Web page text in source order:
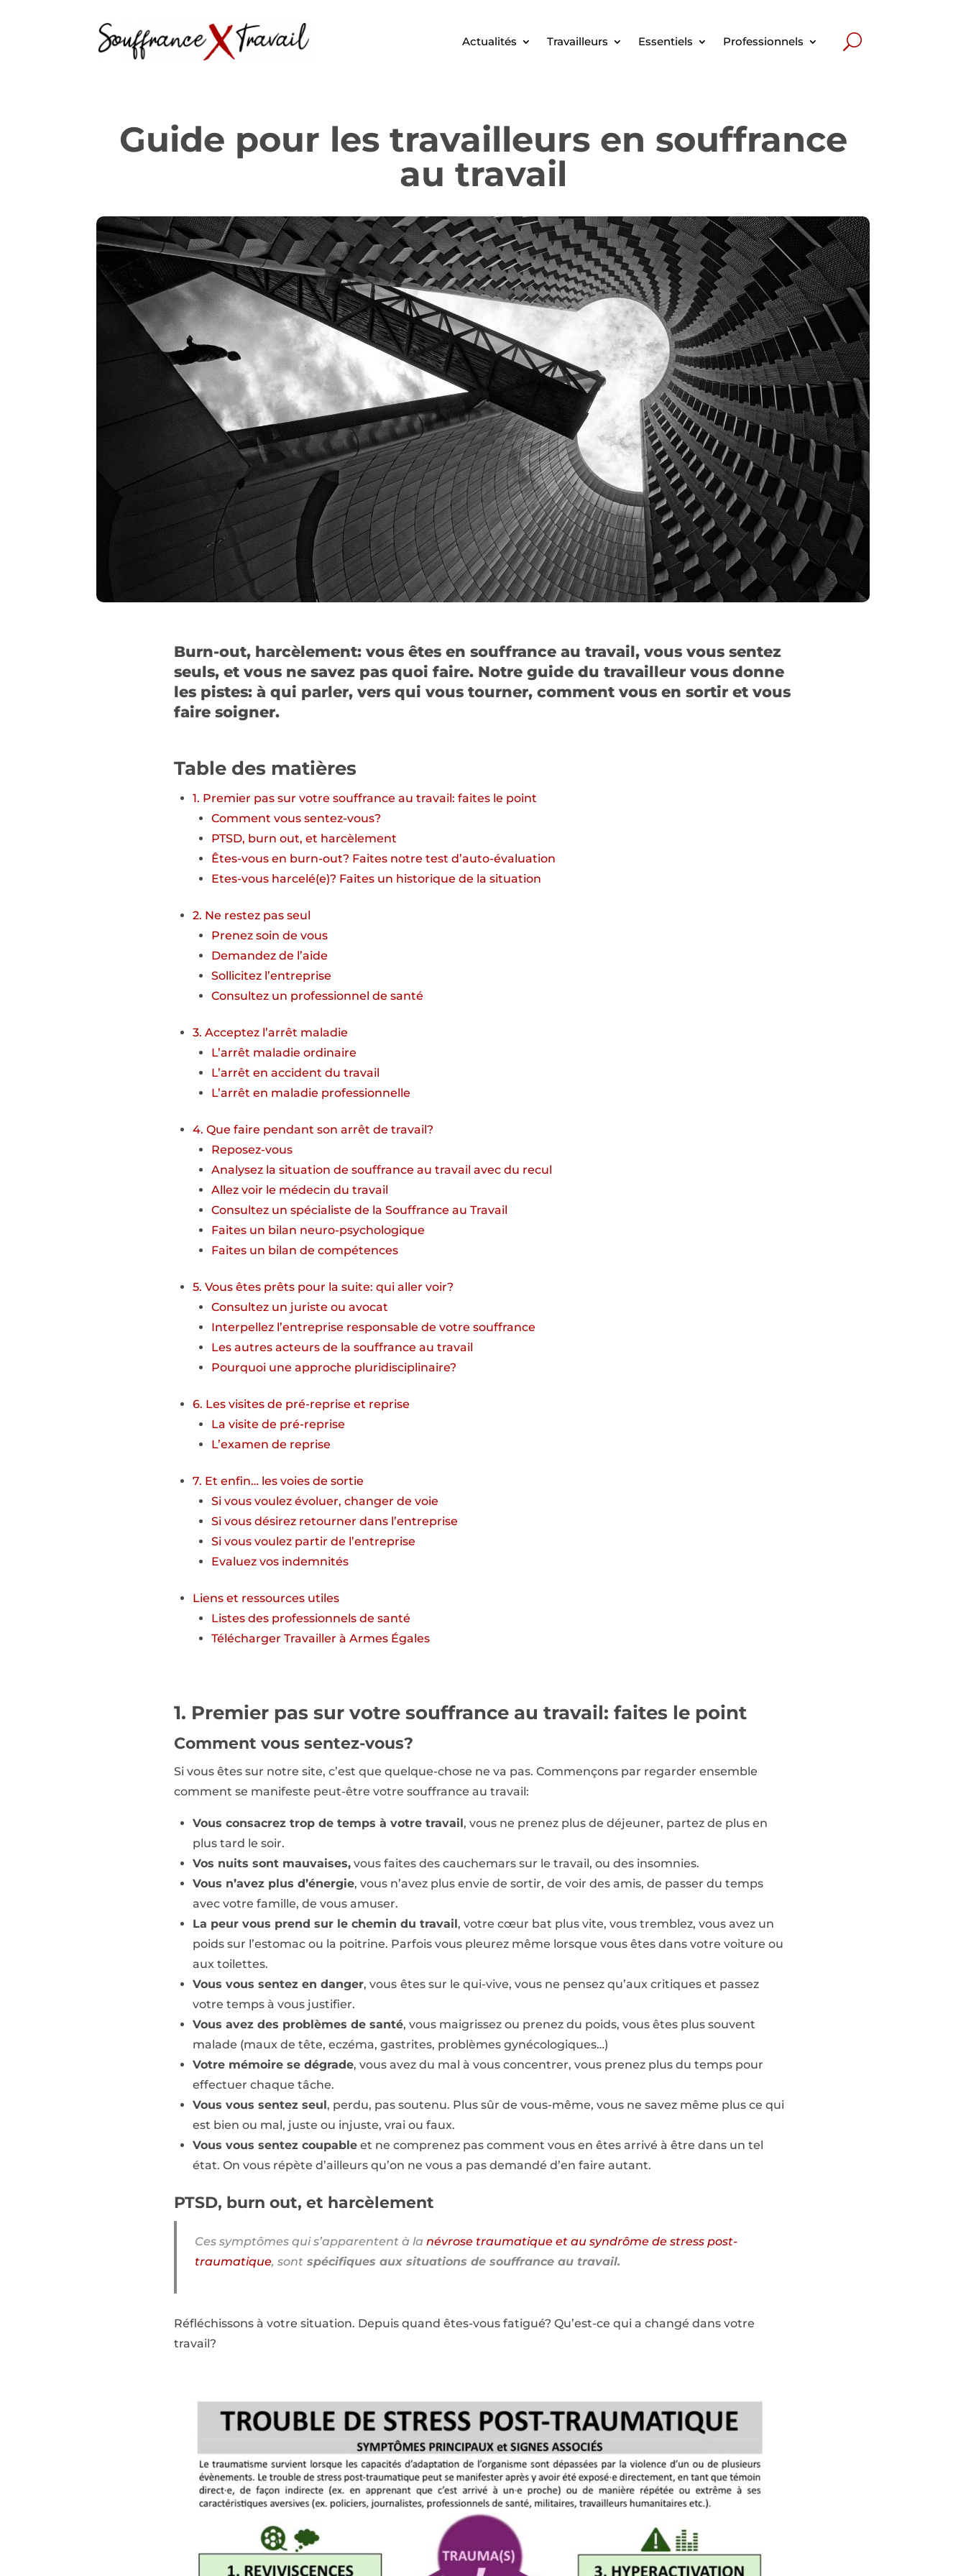
Actualités Travailleurs Essentiels Professionnels
Guide pour les travailleurs en souffrance
au travail
Burn-out, harcèlement: vous êtes en souffrance au travail, vous vous sentez
seuls, et vous ne savez pas quoi faire. Notre guide du travailleur vous donne
les pistes: à qui parler, vers qui vous tourner, comment vous en sortir et vous
faire soigner.
Table des matières
1. Premier pas sur votre souffrance au travail: faites le point
Comment vous sentez-vous?
PTSD, burn out, et harcèlement
Êtes-vous en burn-out? Faites notre test d’auto-évaluation
Etes-vous harcelé(e)? Faites un historique de la situation
2. Ne restez pas seul
Prenez soin de vous
Demandez de l’aide
Sollicitez l’entreprise
Consultez un professionnel de santé
3. Acceptez l’arrêt maladie
L’arrêt maladie ordinaire
L’arrêt en accident du travail
L’arrêt en maladie professionnelle
4. Que faire pendant son arrêt de travail?
Reposez-vous
Analysez la situation de souffrance au travail avec du recul
Allez voir le médecin du travail
Consultez un spécialiste de la Souffrance au Travail
Faites un bilan neuro-psychologique
Faites un bilan de compétences
5. Vous êtes prêts pour la suite: qui aller voir?
Consultez un juriste ou avocat
Interpellez l’entreprise responsable de votre souffrance
Les autres acteurs de la souffrance au travail
Pourquoi une approche pluridisciplinaire?
6. Les visites de pré-reprise et reprise
La visite de pré-reprise
L’examen de reprise
7. Et enfin… les voies de sortie
Si vous voulez évoluer, changer de voie
Si vous désirez retourner dans l’entreprise
Si vous voulez partir de l’entreprise
Evaluez vos indemnités
Liens et ressources utiles
Listes des professionnels de santé
Télécharger Travailler à Armes Égales
1. Premier pas sur votre souffrance au travail: faites le point
Comment vous sentez-vous?
Si vous êtes sur notre site, c’est que quelque-chose ne va pas. Commençons par regarder ensemble
comment se manifeste peut-être votre souffrance au travail:
Vous consacrez trop de temps à votre travail, vous ne prenez plus de déjeuner, partez de plus en
plus tard le soir.
Vos nuits sont mauvaises,vous faites des cauchemars sur le travail, ou des insomnies.
Vous n’avez plus d’énergie, vous n’avez plus envie de sortir, de voir des amis, de passer du temps
avec votre famille, de vous amuser.
La peur vous prend sur le chemin du travail, votre cœur bat plus vite, vous tremblez, vous avez un
poids sur l’estomac ou la poitrine. Parfois vous pleurez même lorsque vous êtes dans votre voiture ou
aux toilettes.
Vous vous sentez en danger, vous êtes sur le qui-vive, vous ne pensez qu’aux critiques et passez
votre temps à vous justifier.
Vous avez des problèmes de santé, vous maigrissez ou prenez du poids, vous êtes plus souvent
malade (maux de tête, eczéma, gastrites, problèmes gynécologiques…)
Votre mémoire se dégrade, vous avez du mal à vous concentrer, vous prenez plus du temps pour
effectuer chaque tâche.
Vous vous sentez seul, perdu, pas soutenu. Plus sûr de vous-même, vous ne savez même plus ce qui
est bien ou mal, juste ou injuste, vrai ou faux.
Vous vous sentez coupableet ne comprenez pas comment vous en êtes arrivé à être dans un tel
état. On vous répète d’ailleurs qu’on ne vous a pas demandé d’en faire autant.
PTSD, burn out, et harcèlement
Ces symptômes qui s’apparentent à la névrose traumatique et au syndrôme de stress post-
traumatique, sontspécifiques aux situations de souffrance au travail.
Réfléchissons à votre situation. Depuis quand êtes-vous fatigué? Qu’est-ce qui a changé dans votre
travail?